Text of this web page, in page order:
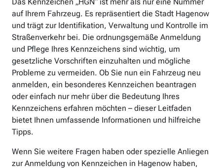
auf Ihrem Fahrzeug. Es repräsentiert die Stadt Hagenow
und trägt zur Identifikation, Verwaltung und Kontrolle im
Straßenverkehr bei. Die ordnungsgemäße Anmeldung
und Pflege Ihres Kennzeichens sind wichtig, um
gesetzliche Vorschriften einzuhalten und mögliche
Probleme zu vermeiden. Ob Sie nun ein Fahrzeug neu
anmelden, ein besonderes Kennzeichen beantragen
oder einfach nur mehr über die Bedeutung Ihres
Kennzeichens erfahren möchten – dieser Leitfaden
bietet Ihnen umfassende Informationen und hilfreiche
Tipps.
Wenn Sie weitere Fragen haben oder spezielle Anliegen
zur Anmeldung von Kennzeichen in Hagenow haben,